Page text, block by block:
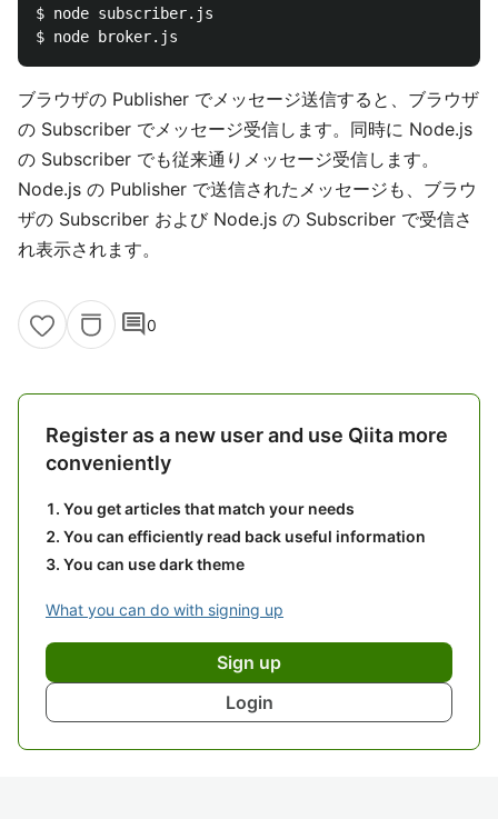
$ node subscriber.js
ブラウザの Publisher でメッセージ送信すると、ブラウザ
の Subscriber でメッセージ受信します。同時に Node.js
の Subscriber でも従来通りメッセージ受信します。
Node.js の Publisher で送信されたメッセージも、ブラウ
ザの Subscriber および Node.js の Subscriber で受信さ
れ表示されます。
comment0
Register as a new user and use Qiita more
conveniently
You get articles that match your needs
You can efficiently read back useful information
You can use dark theme
What you can do with signing up
Sign up
Login